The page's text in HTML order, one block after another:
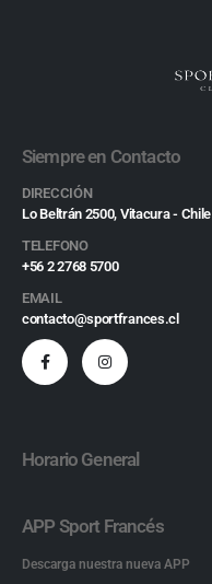
Siempre en Contacto
DIRECCIÓN
Lo Beltrán 2500, Vitacura - Chile
TELEFONO
+56 2 2768 5700
EMAIL
contacto@sportfrances.cl
Horario General
APP Sport Francés
Descarga nuestra nueva APP